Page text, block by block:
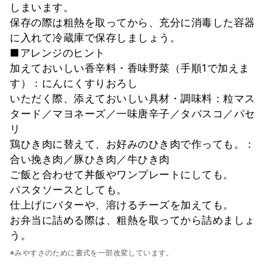
しまいます。
保存の際は粗熱を取ってから、充分に消毒した容器
に入れて冷蔵庫で保存しましょう。
■アレンジのヒント
加えておいしい香辛料・香味野菜（手順1で加えま
す）：にんにくすりおろし
いただく際、添えておいしい具材・調味料：粒マス
タード／マヨネーズ／一味唐辛子／タバスコ／パセ
リ
鶏ひき肉に替えて、お好みのひき肉で作っても。：
合い挽き肉／豚ひき肉／牛ひき肉
ご飯と合わせて丼飯やワンプレートにしても。
パスタソースとしても。
仕上げにバターや、溶けるチーズを加えても。
お弁当に詰める際は、粗熱を取ってから詰めましょ
う。
※みやすさのために書式を一部改変しています。